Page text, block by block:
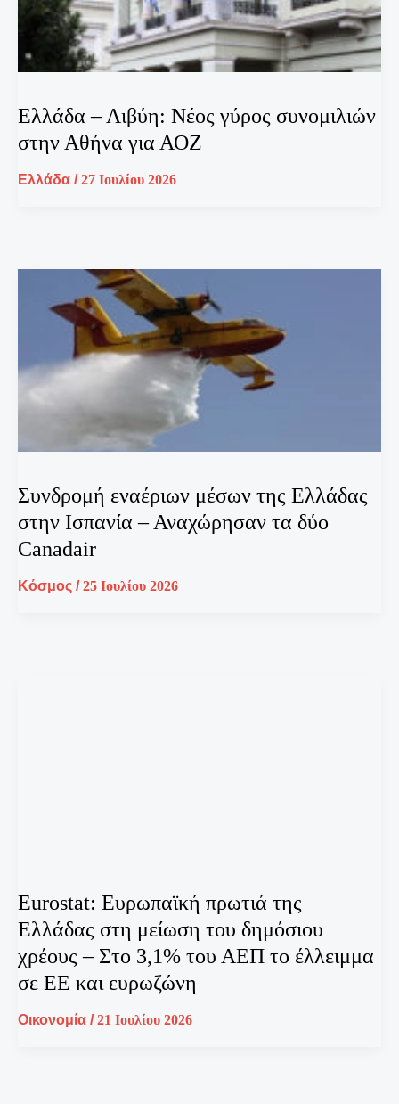
Ελλάδα – Λιβύη: Νέος γύρος συνομιλιών
στην Αθήνα για ΑΟΖ
Ελλάδα /27 Ιουλίου 2026
Συνδρομή εναέριων μέσων της Ελλάδας
στην Ισπανία – Αναχώρησαν τα δύο
Canadair
Κόσμος /25 Ιουλίου 2026
Eurostat: Ευρωπαϊκή πρωτιά της
Ελλάδας στη μείωση του δημόσιου
χρέους – Στο 3,1% του ΑΕΠ το έλλειμμα
σε ΕΕ και ευρωζώνη
Οικονομία /21 Ιουλίου 2026